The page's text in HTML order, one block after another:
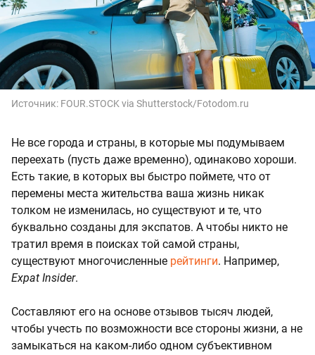
Источник: FOUR.STOCK via Shutterstock/Fotodom.ru
Не все города и страны, в которые мы подумываем
переехать (пусть даже временно), одинаково хороши.
Есть такие, в которых вы быстро поймете, что от
перемены места жительства ваша жизнь никак
толком не изменилась, но существуют и те, что
буквально созданы для экспатов. А чтобы никто не
тратил время в поисках той самой страны,
существуют многочисленные рейтинги. Например,
Expat Insider.
Составляют его на основе отзывов тысяч людей,
чтобы учесть по возможности все стороны жизни, а не
замыкаться на каком-либо одном субъективном